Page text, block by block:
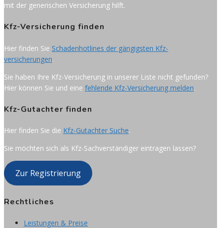
mit der generischen Versicherung hilft.
Kfz-Versicherung finden
Hier finden Sie Schadenhotlines der gängigsten Kfz-
versicherungen.
Sie haben Ihre Kfz-Versicherung in unserer Liste nicht gefunden?
Hier können Sie und eine fehlende Kfz-Versicherung melden.
Kfz-Gutachter finden
Hier finden Sie die Kfz-Gutachter Suche.
Sie möchten sich als Kfz-Sachverständiger eintragen lassen?
Zur Registrierung
Rechtliches
Leistungen & Preise